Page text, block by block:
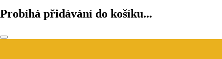
Probíhá přidávání do košíku...